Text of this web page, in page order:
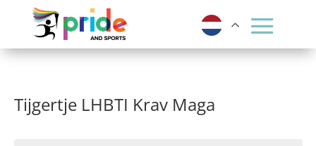
Tijgertje LHBTI Krav Maga